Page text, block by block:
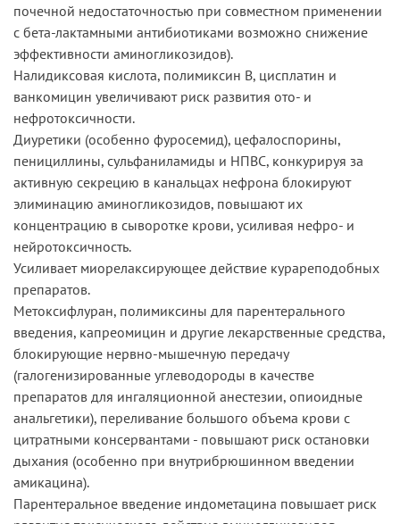
почечной недостаточностью при совместном применении
с бета-лактамными антибиотиками возможно снижение
эффективности аминогликозидов).
Налидиксовая кислота, полимиксин В, цисплатин и
ванкомицин увеличивают риск развития ото- и
нефротоксичности.
Диуретики (особенно фуросемид), цефалоспорины,
пенициллины, сульфаниламиды и НПВС, конкурируя за
активную секрецию в канальцах нефрона блокируют
элиминацию аминогликозидов, повышают их
концентрацию в сыворотке крови, усиливая нефро- и
нейротоксичность.
Усиливает миорелаксирующее действие курареподобных
препаратов.
Метоксифлуран, полимиксины для парентерального
введения, капреомицин и другие лекарственные средства,
блокирующие нервно-мышечную передачу
(галогенизированные углеводороды в качестве
препаратов для ингаляционной анестезии, опиоидные
анальгетики), переливание большого объема крови с
цитратными консервантами - повышают риск остановки
дыхания (особенно при внутрибрюшинном введении
амикацина).
Парентеральное введение индометацина повышает риск